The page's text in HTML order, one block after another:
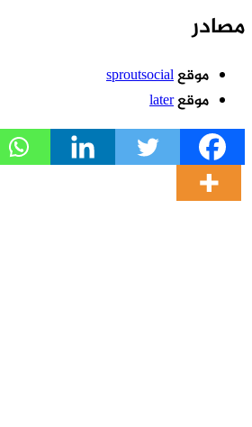
مصادر
موقعsproutsocial
موقعlater